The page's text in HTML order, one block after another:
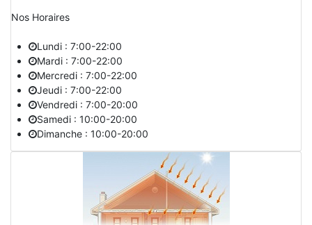
Nos Horaires
Lundi : 7:00-22:00
Mardi : 7:00-22:00
Mercredi : 7:00-22:00
Jeudi : 7:00-22:00
Vendredi : 7:00-20:00
Samedi : 10:00-20:00
Dimanche : 10:00-20:00